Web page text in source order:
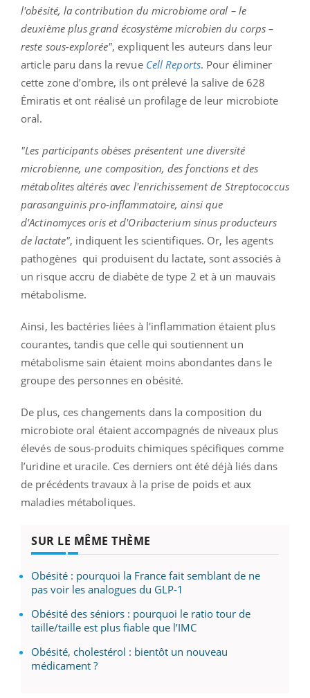
l'obésité, la contribution du microbiome oral – le
deuxième plus grand écosystème microbien du corps –
reste sous-explorée", expliquent les auteurs dans leur
article paru dans la revue Cell Reports. Pour éliminer
cette zone d’ombre, ils ont prélevé la salive de 628
Émiratis et ont réalisé un profilage de leur microbiote
oral.
"Les participants obèses présentent une diversité
microbienne, une composition, des fonctions et des
métabolites altérés avec l'enrichissement de Streptococcus
parasanguinis pro-inflammatoire, ainsi que
d'Actinomyces oris et d'Oribacterium sinus producteurs
de lactate", indiquent les scientifiques. Or, les agents
pathogènes qui produisent du lactate, sont associés à
un risque accru de diabète de type 2 et à un mauvais
métabolisme.
Ainsi, les bactéries liées à l'inflammation étaient plus
courantes, tandis que celle qui soutiennent un
métabolisme sain étaient moins abondantes dans le
groupe des personnes en obésité.
De plus, ces changements dans la composition du
microbiote oral étaient accompagnés de niveaux plus
élevés de sous-produits chimiques spécifiques comme
l’uridine et uracile. Ces derniers ont été déjà liés dans
de précédents travaux à la prise de poids et aux
maladies métaboliques.
SUR LE MÊME THÈME
Obésité : pourquoi la France fait semblant de ne
pas voir les analogues du GLP-1
Obésité des séniors : pourquoi le ratio tour de
taille/taille est plus fiable que l’IMC
Obésité, cholestérol : bientôt un nouveau
médicament ?